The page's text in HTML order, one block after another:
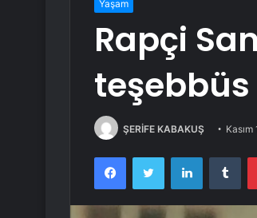
Yaşam
Rapçi
ŞERİFE KABAKUŞ
FacebookTwitter LinkedIn